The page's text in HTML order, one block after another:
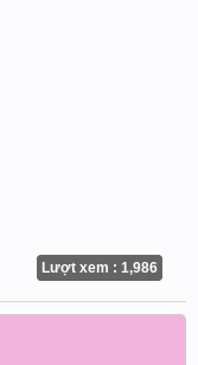
Lượt xem : 1,986